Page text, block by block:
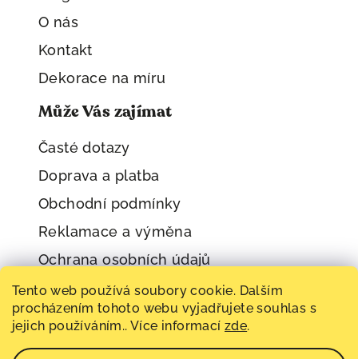
Tento web používá soubory cookie. Dalším
procházením tohoto webu vyjadřujete souhlas s
jejich používáním.. Více informací zde.
O nás
Kontakt
Dekorace na míru
Může Vás zajímat
Časté dotazy
Doprava a platba
Obchodní podmínky
Reklamace a výměna
Ochrana osobních údajů